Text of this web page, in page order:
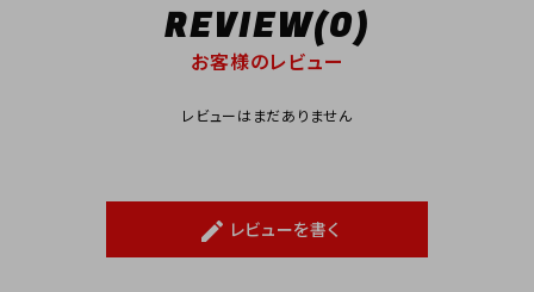
REVIEW(0)
お客様のレビュー
レビューはまだありません
create レビューを書く